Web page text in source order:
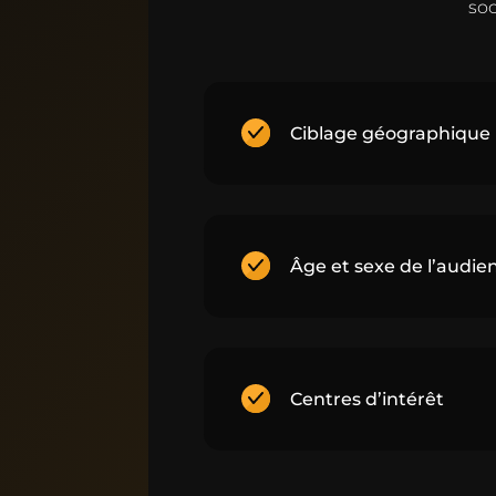
Ciblage géographique
Âge et sexe de
Centres d’intérêt